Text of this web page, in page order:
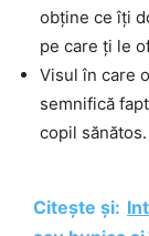
obține ce îți
pe care ți le
Visul în care
semnifică
copil sănătos.
Citește și: